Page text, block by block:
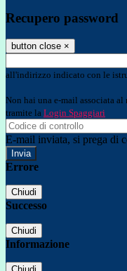
Recupero password
button close ×
all'indirizzo indicato con le
Non hai una e-mail associata
tramite la Login Spaggiari
E-mail inviata, si prega di
Errore
Chiudi
Successo
Chiudi
Informazione